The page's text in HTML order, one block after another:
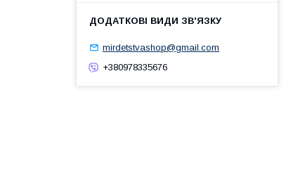
mirdetstvashop@gmail.com
+380978335676